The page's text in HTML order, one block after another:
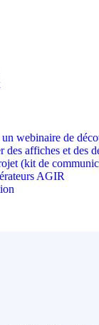
webinaire de
des affiches et des
(kit de
AGIR